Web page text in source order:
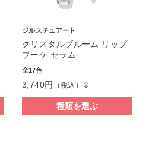
ジルスチュアート
クリスタルブルーム リップ
ブーケ セラム
全17色
3,740円 （税込）※
種類を選ぶ